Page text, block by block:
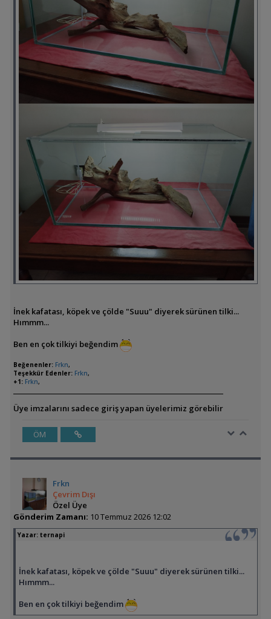
İnek kafatası, köpek ve çölde "Suuu" diyerek sürünen tilki...
Hımmm...
Ben en çok tilkiyi beğendim
Beğenenler: Frkn,
Teşekkür Edenler: Frkn,
+1: Frkn,
Üye imzalarını sadece giriş yapan üyelerimiz görebilir
ÖM
Frkn
Çevrim Dışı
Özel Üye
Gönderim Zamanı: 10 Temmuz 2026 12:02
Yazar: ternapi
İnek kafatası, köpek ve çölde "Suuu" diyerek sürünen tilki...
Hımmm...
Ben en çok tilkiyi beğendim